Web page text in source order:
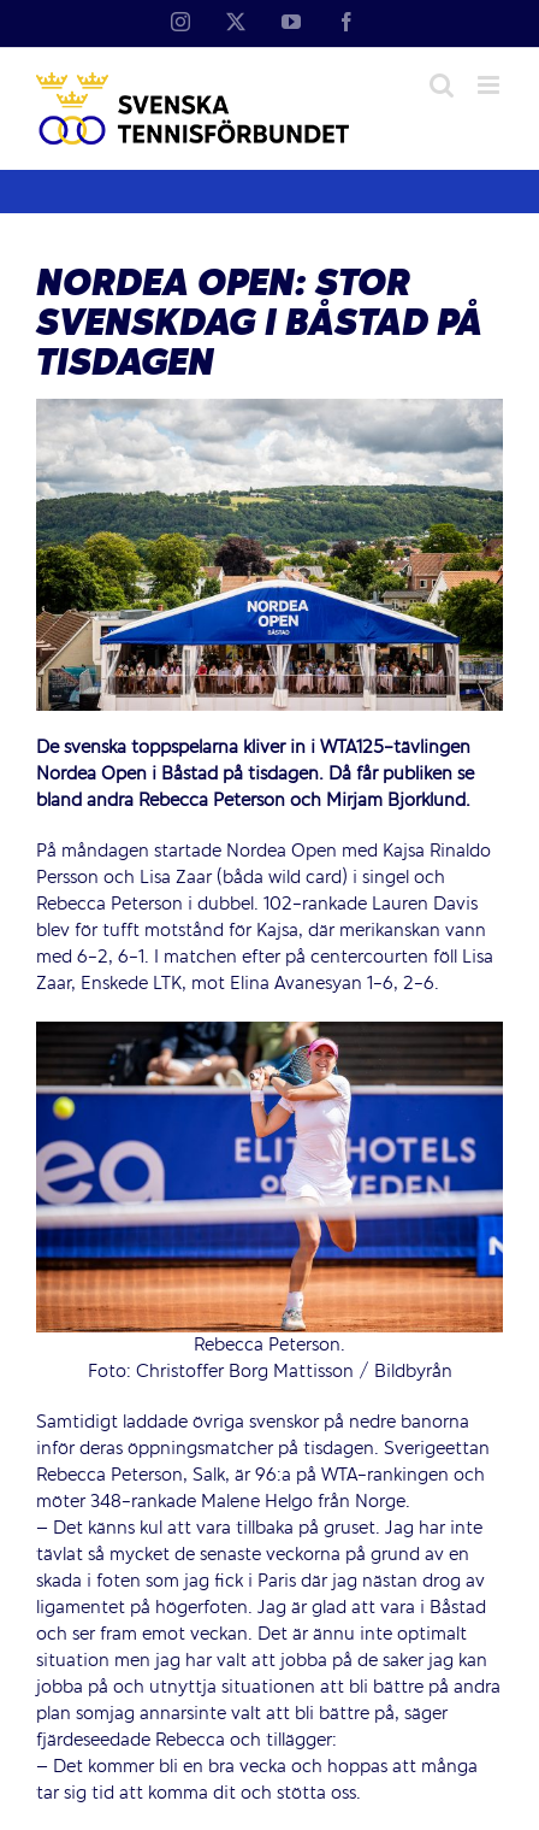
Instagram YouTube
NORDEA OPEN: STOR
SVENSKDAG I BÅSTAD PÅ
TISDAGEN
De svenska toppspelarna kliver in i WTA125-tävlingen
Nordea Open i Båstad på tisdagen. Då får publiken se
bland andra Rebecca Peterson och Mirjam Björklund.
På måndagen startade Nordea Open med Kajsa Rinaldo
Persson och Lisa Zaar (båda wild card) i singel och
Rebecca Peterson i dubbel. 102-rankade Lauren Davis
blev för tufft motstånd för Kajsa, där merikanskan vann
med 6-2, 6-1. I matchen efter på centercourten föll Lisa
Zaar, Enskede LTK, mot Elina Avanesyan 1-6, 2-6.
Rebecca Peterson.
Foto: Christoffer Borg Mattisson / Bildbyrån
Samtidigt laddade övriga svenskor på nedre banorna
inför deras öppningsmatcher på tisdagen. Sverigeettan
Rebecca Peterson, Salk, är 96:a på WTA-rankingen och
möter 348-rankade Malene Helgo från Norge.
– Det känns kul att vara tillbaka på gruset. Jag har inte
tävlat så mycket de senaste veckorna på grund av en
skada i foten som jag fick i Paris där jag nästan drog av
ligamentet på högerfoten. Jag är glad att vara i Båstad
och ser fram emot veckan. Det är ännu inte optimalt
situation men jag har valt att jobba på de saker jag kan
jobba på och utnyttja situationen att bli bättre på andra
plan somjag annarsinte valt att bli bättre på, säger
fjärdeseedade Rebecca och tillägger:
– Det kommer bli en bra vecka och hoppas att många
tar sig tid att komma dit och stötta oss.